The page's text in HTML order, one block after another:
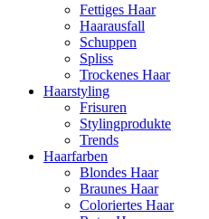
Fettiges Haar
Haarausfall
Schuppen
Spliss
Trockenes Haar
Haarstyling
Frisuren
Stylingprodukte
Trends
Haarfarben
Blondes Haar
Braunes Haar
Coloriertes Haar